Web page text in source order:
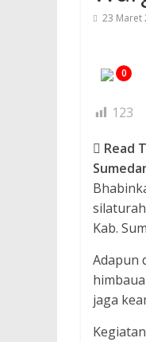
23 Maret
0
123
Read
Kab.
Adapun
jaga